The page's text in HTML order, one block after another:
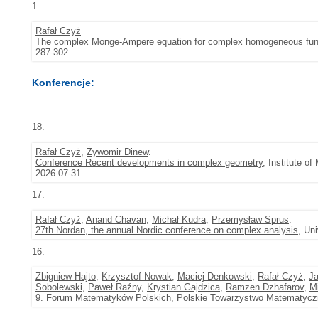
1.
Rafał Czyż
The complex Monge-Ampere equation for complex homogeneous
287-302
Konferencje:
18.
Rafał Czyż, Żywomir Dinew.
Conference Recent developments in complex geometry, Institute of
2026-07-31
17.
Rafał Czyż, Anand Chavan, Michał Kudra, Przemysław Sprus.
27th Nordan, the annual Nordic conference on complex analysis,
16.
Zbigniew Hajto, Krzysztof Nowak, Maciej Denkowski, Rafał Czyż,
Sobolewski, Paweł Raźny, Krystian Gajdzica, Ramzen Dzhafarov,
9. Forum Matematyków Polskich, Polskie Towarzystwo